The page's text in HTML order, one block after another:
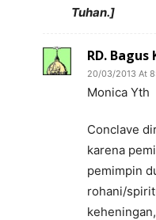
Tuhan.]
RD.
20/03/2013 At
Monica Yth
Conclave
karena
pemimpin
rohani/